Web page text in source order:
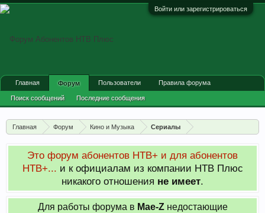
Войти или зарегистрироваться
Главная Форум Кино и Музыка Сериалы
Это форум абонентов НТВ+ и для абонентов
НТВ+... и к официалам из компании НТВ Плюс
никакого отношения не имеет.
Для работы форума в Мае-Zнедостающие
Главная Форум
Поиск сообщений Последние сообщения
Пользователи Правила форума